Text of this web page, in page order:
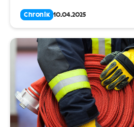
Chronik 10.04.2025